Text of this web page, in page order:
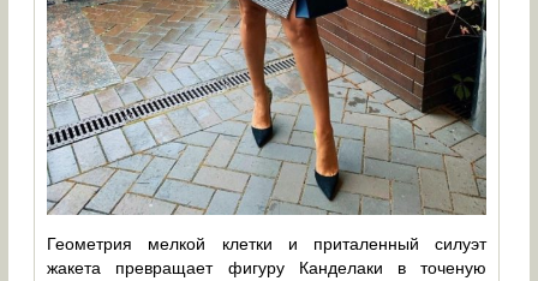
Геометрия мелкой клетки и приталенный силуэт
жакета превращает фигуру Канделаки в точеную